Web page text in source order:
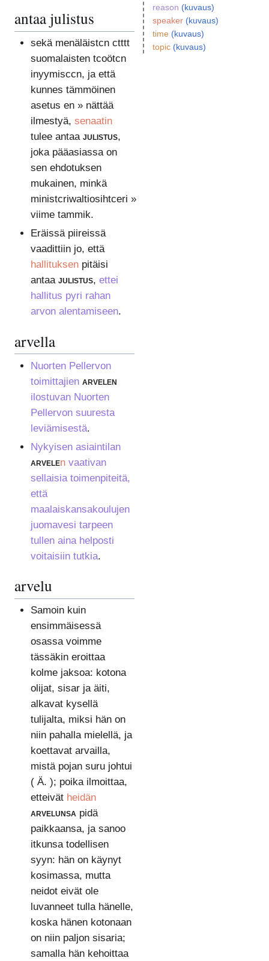
antaa julistus
sekä menäläistcn ctttt
suomalaisten tcoötcn
inyymisccn, ja että
kunnes tämmöinen
asetus en » nättää
ilmestyä, senaatin
tulee antaa julistus,
joka pääasiassa on
sen ehdotuksen
mukainen, minkä
ministcriwaltiosihtceri »
viime tammik.
Eräissä piireissä
vaadittiin jo, että
hallituksenpitäisi
antaa julistus, ettei
hallitus pyri rahan
arvon alentamiseen.
arvella
Nuorten Pellervon
toimittajien arvelen
ilostuvan Nuorten
Pellervon suuresta
leviämisestä.
Nykyisen asiaintilan
arvelen vaativan
sellaisia toimenpiteitä,
että
maalaiskansakoulujen
juomavesi tarpeen
tullen aina helposti
voitaisiin tutkia.
arvelu
Samoin kuin
ensimmäisessä
osassa voimme
tässäkin eroittaa
kolme jaksoa: kotona
olijat, sisar ja äiti,
alkavat kysellä
tulijalta, miksi hän on
niin pahalla mielellä, ja
koettavat arvailla,
mistä pojan suru johtui
( Ä. ); poika ilmoittaa,
etteivät heidän
arvelunsapidä
paikkaansa, ja sanoo
itkunsa todellisen
syyn: hän on käynyt
kosimassa, mutta
neidot eivät ole
luvanneet tulla hänelle,
koska hänen kotonaan
on niin paljon sisaria;
samalla hän kehoittaa
reason (kuvaus)
speaker (kuvaus)
time (kuvaus)
topic (kuvaus)